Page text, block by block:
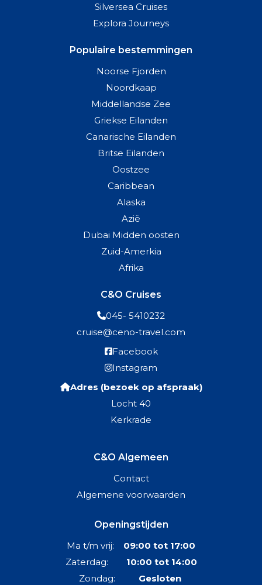
Silversea Cruises
Explora Journeys
Populaire bestemmingen
Noorse Fjorden
Noordkaap
Middellandse Zee
Griekse Eilanden
Canarische Eilanden
Britse Eilanden
Oostzee
Caribbean
Alaska
Azië
Dubai Midden oosten
Zuid-Amerkia
Afrika
C&O Cruises
045- 5410232
cruise@ceno-travel.com
Facebook
Instagram
Adres (bezoek op afspraak)
Locht 40
Kerkrade
C&O Algemeen
Contact
Algemene voorwaarden
Openingstijden
Ma t/m vrij: 09:00 tot 17:00
Zaterdag: 10:00 tot 14:00
Zondag: Gesloten